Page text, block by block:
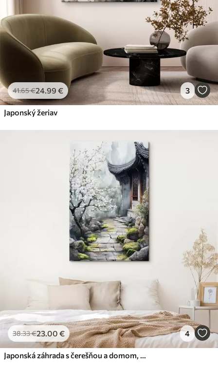
41.65€24.99 € 3
Japonský žeriav
38.33€23.00 € 4
Japonská záhrada s čerešňou a domom, orientálny, akvarelový štýl